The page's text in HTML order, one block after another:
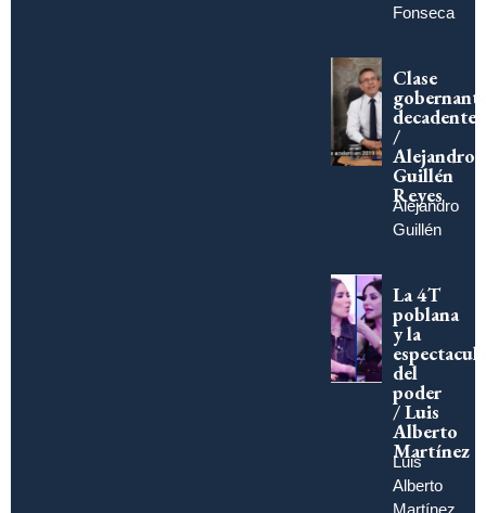
Fonseca
Clase
decadente
/
Alejandro
Guillén
Reyes
Alejandro
Guillén
La 4T
poblana
y la
del
poder
/ Luis
Alberto
Martínez
Luis
Alberto